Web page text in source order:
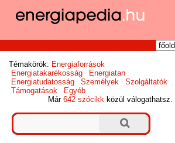
Témakörök: Energiaforrások
Energiatakarékosság
Energiatan
Energiatudatosság
Személyek
Szolgáltatók
Támogatások
Egyéb
Már642 szócikk közül válogathatsz.